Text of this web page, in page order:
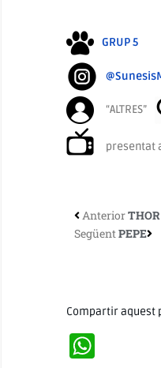
GRUP 5
“ALTRES”
presentat
AnteriorTHOR
Següent PEPE
Compartir aquest